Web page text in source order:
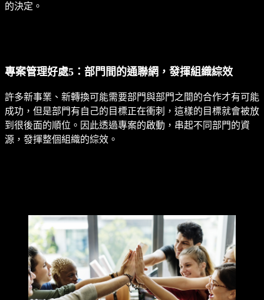
的決定。
專案管理好處5：部門間的通聯網，發揮組織綜效
許多新事業、新轉換可能需要部門與部門之間的合作才有可能
成功，但是部門有自己的目標正在衝刺，這樣的目標就會被放
到很後面的順位。因此透過專案的啟動，串起不同部門的資
源，發揮整個組織的綜效。